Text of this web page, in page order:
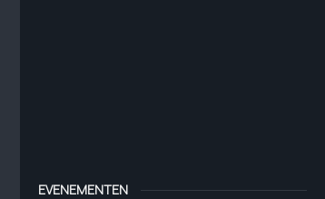
EVENEMENTEN